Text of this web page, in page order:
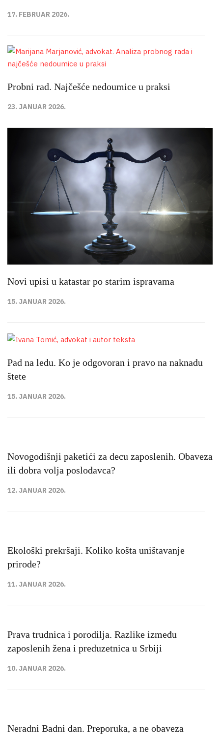
17. FEBRUAR 2026.
Probni rad. Najčešće nedoumice u praksi
23. JANUAR 2026.
Novi upisi u katastar po starim ispravama
15. JANUAR 2026.
Pad na ledu. Ko je odgovoran i pravo na naknadu
štete
15. JANUAR 2026.
Novogodišnji paketići za decu zaposlenih. Obaveza
ili dobra volja poslodavca?
12. JANUAR 2026.
Ekološki prekršaji. Koliko košta uništavanje
prirode?
11. JANUAR 2026.
Prava trudnica i porodilja. Razlike između
zaposlenih žena i preduzetnica u Srbiji
10. JANUAR 2026.
Neradni Badni dan. Preporuka, a ne obaveza